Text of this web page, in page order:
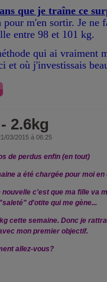
que je traîne ce
pour m'en sortir. Je ne
entre 98 et 101 kg.
qui ai vraiment
et où j'investissais
2.6kg
03/2015 à 06:25
de perdus enfin (en tout)
a été chargée pour moi
nouvelle c'est que ma fille va
d'otite qui me gène...
cette semaine. Donc je
mon premier objectif.
allez-vous?